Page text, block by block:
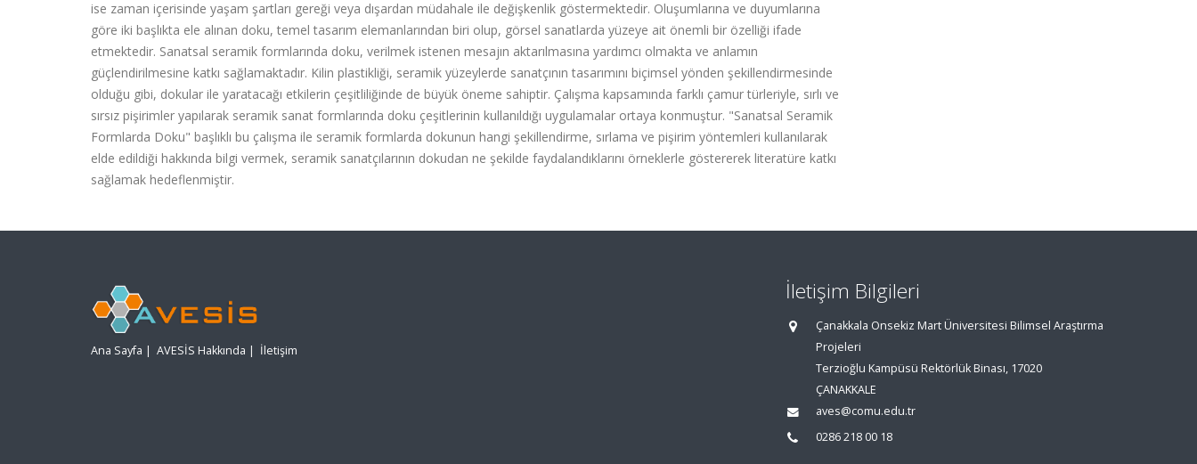
ise zaman içerisinde yaşam şartları gereği veya dışardan müdahale ile değişkenlik göstermektedir. Oluşumlarına ve duyumlarına
göre iki başlıkta ele alınan doku, temel tasarım elemanlarından biri olup, görsel sanatlarda yüzeye ait önemli bir özelliği ifade
etmektedir. Sanatsal seramik formlarında doku, verilmek istenen mesajın aktarılmasına yardımcı olmakta ve anlamın
güçlendirilmesine katkı sağlamaktadır. Kilin plastikliği, seramik yüzeylerde sanatçının tasarımını biçimsel yönden şekillendirmesinde
olduğu gibi, dokular ile yaratacağı etkilerin çeşitliliğinde de büyük öneme sahiptir. Çalışma kapsamında farklı çamur türleriyle, sırlı ve
sırsız pişirimler yapılarak seramik sanat formlarında doku çeşitlerinin kullanıldığı uygulamalar ortaya konmuştur. "Sanatsal Seramik
Formlarda Doku" başlıklı bu çalışma ile seramik formlarda dokunun hangi şekillendirme, sırlama ve pişirim yöntemleri kullanılarak
elde edildiği hakkında bilgi vermek, seramik sanatçılarının dokudan ne şekilde faydalandıklarını örneklerle göstererek literatüre katkı
sağlamak hedeflenmiştir.
Ana Sayfa | AVESİS Hakkında | İletişim
İletişim Bilgileri
Çanakkala Onsekiz Mart Üniversitesi Bilimsel Araştırma
Projeleri
Terzioğlu Kampüsü Rektörlük Binası, 17020
ÇANAKKALE
aves@comu.edu.tr
0286 218 00 18